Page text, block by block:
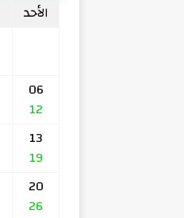
الأحد
06
12
13
19
20
26